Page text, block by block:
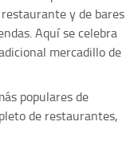
y de bares
Aquí se celebra
mercadillo de
populares de
de restaurantes,